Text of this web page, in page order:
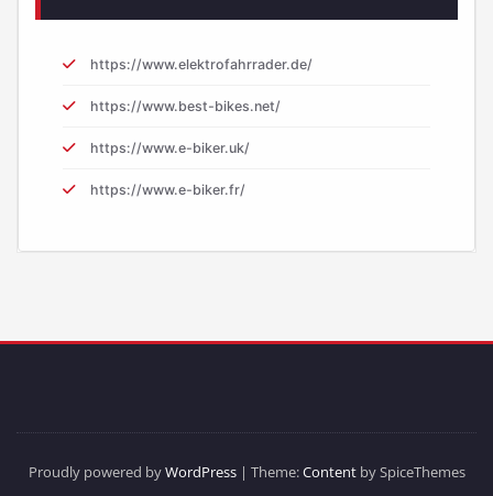
https://www.elektrofahrrader.de/
https://www.best-bikes.net/
https://www.e-biker.uk/
https://www.e-biker.fr/
Proudly powered byWordPress| Theme:Contentby SpiceThemes